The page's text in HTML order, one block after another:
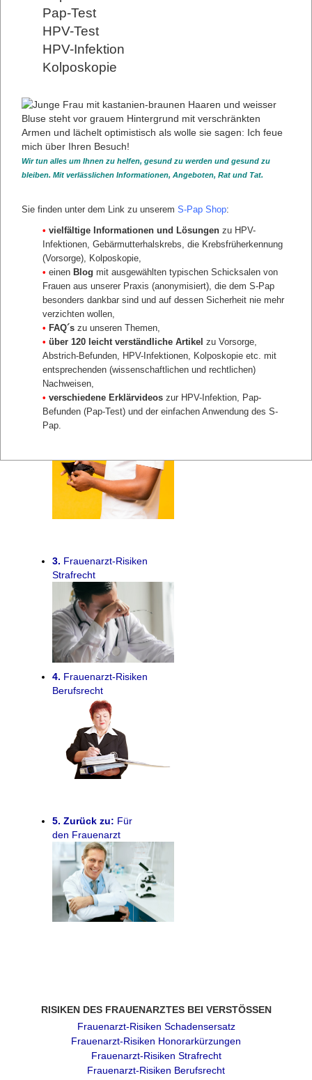
Augen zu führen, aus welchem Grund die Nichteinhaltung
von Verpflichtungen bei der Gebärmutterhalskrebs-
Vorsorge ernstzunehmende Konsequenzen haben kann.
Während Sie als Frauenarzt das Risiko tragen, erwischt zu
werden, stellen Sie sich folgende Frage: Welches Risiko
tragen Ihre Patientinnen bei Missachtung Ihrer Vorsorge-
Pflichten? Schließlich dienen diese Pflichten der
Vorbeugung von Gebärmutterhalskrebs.
ohne Grund und wahrscheinlich erfüllen auch Sie
gelegentlich nicht alle Anforderungen. Aber statt dann nur
das eigene Risiko abzuwägen, erwischt zu werden, könnten
Sie in Bewusstsein heben, was die Basis für solche
Regelungen ist und was deren Nicht-Beachtung für das
Risiko Ihrer Patientinnen bedeuten könnte.
Über unsere Videosprechstunde
Anmeldung zur Videosprechstunde
Mehr erfahren:
1.Frauenarzt-Risiken
Schadensersatz
2.Frauenarzt-Risiken
Honorarkürzungen
3. Frauenarzt-Risiken
Strafrecht
4. Frauenarzt-Risiken
Berufsrecht
5. Zurück zu: Für
den Frauenarzt
RISIKEN DES FRAUENARZTES BEI VERSTÖSSEN
Frauenarzt-Risiken Schadensersatz
Frauenarzt-Risiken Honorarkürzungen
Frauenarzt-Risiken Strafrecht
Frauenarzt-Risiken Berufsrecht
Pap-Test
HPV-Test
HPV-Infektion
Kolposkopie
Wir tun alles um Ihnen zu helfen, gesund zu werden und gesund zu
bleiben. Mit verlässlichen Informationen, Angeboten, Rat und Tat.
Sie finden unter dem Link zu unserem S-Pap Shop:
• vielfältige Informationen und Lösungen zu HPV-
Infektionen, Gebärmutterhalskrebs, die Krebsfrüherkennung
(Vorsorge), Kolposkopie,
• einen Blog mit ausgewählten typischen Schicksalen von
Frauen aus unserer Praxis (anonymisiert), die dem S-Pap
besonders dankbar sind und auf dessen Sicherheit nie mehr
verzichten wollen,
• FAQ´s zu unseren Themen,
• über 120 leicht verständliche Artikel zu Vorsorge,
Abstrich-Befunden, HPV-Infektionen, Kolposkopie etc. mit
entsprechenden (wissenschaftlichen und rechtlichen)
Nachweisen,
• verschiedene Erklärvideos zur HPV-Infektion, Pap-
Befunden (Pap-Test) und der einfachen Anwendung des S-
Pap.